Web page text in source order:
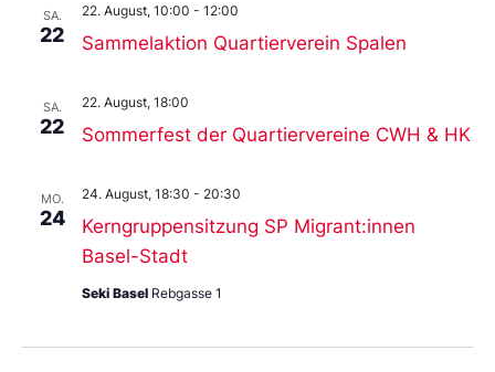
SA.
22 Sammelaktion Quartierverein Spalen
22. August, 10:00 - 12:00
SA.
22 Sommerfest der Quartiervereine CWH & HK
22. August, 18:00
MO.
24
Kerngruppensitzung SP Migrant:innen
Basel-Stadt
24. August, 18:30 - 20:30
Seki Basel Rebgasse 1